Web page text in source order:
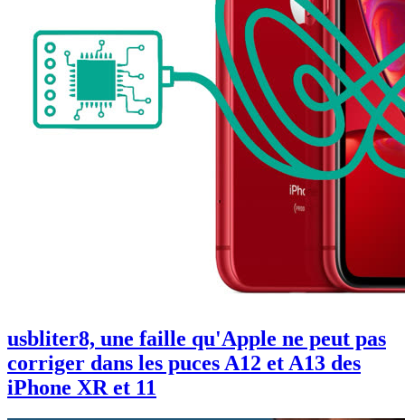
usbliter8, une faille qu'Apple ne peut pas
corriger dans les puces A12 et A13 des
iPhone XR et 11